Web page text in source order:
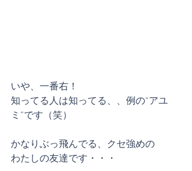
いや、一番右！
知ってる人は知ってる、、例の“アユ
ミ”です（笑）
かなりぶっ飛んでる、クセ強めの
わたしの友達です・・・